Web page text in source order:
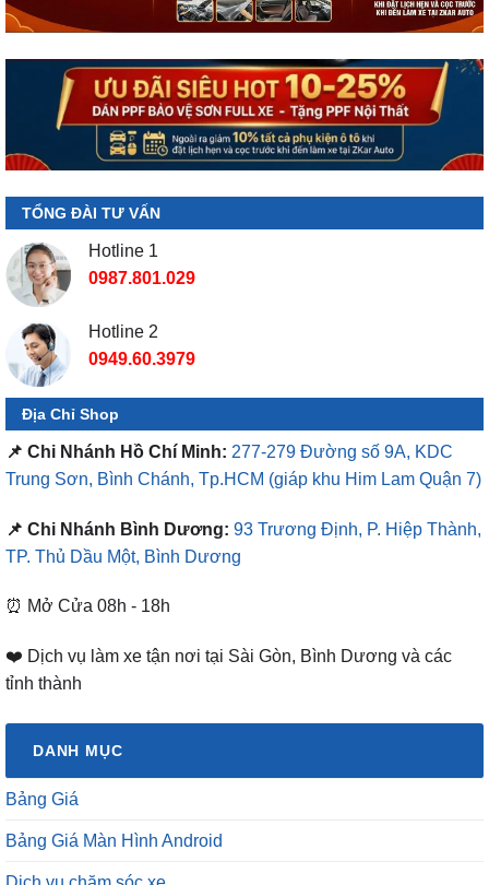
TỔNG ĐÀI TƯ VẤN
Hotline 1
0987.801.029
Hotline 2
0949.60.3979
Địa Chỉ Shop
📌 Chi Nhánh Hồ Chí Minh: 277-279 Đường số 9A, KDC
Trung Sơn, Bình Chánh, Tp.HCM (giáp khu Him Lam Quận 7)
📌 Chi Nhánh Bình Dương: 93 Trương Định, P. Hiệp Thành,
TP. Thủ Dầu Một, Bình Dương
⏰ Mở Cửa 08h - 18h
❤️ Dịch vụ làm xe tận nơi tại Sài Gòn, Bình Dương và các
tỉnh thành
DANH MỤC
Bảng Giá
Bảng Giá Màn Hình Android